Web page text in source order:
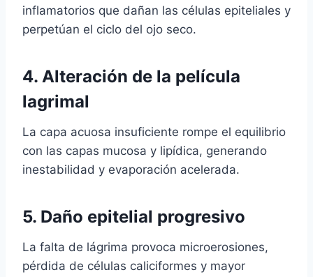
inflamatorios que dañan las células epiteliales y
perpetúan el ciclo del ojo seco.
4. Alteración de la película
lagrimal
La capa acuosa insuficiente rompe el equilibrio
con las capas mucosa y lipídica, generando
inestabilidad y evaporación acelerada.
5. Daño epitelial progresivo
La falta de lágrima provoca microerosiones,
pérdida de células caliciformes y mayor